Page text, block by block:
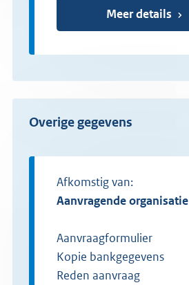
Meer details
Overige gegevens
Afkomstig van:
Aanvragende organisatie
Aanvraagformulier
Kopie bankgegevens
Reden aanvraag